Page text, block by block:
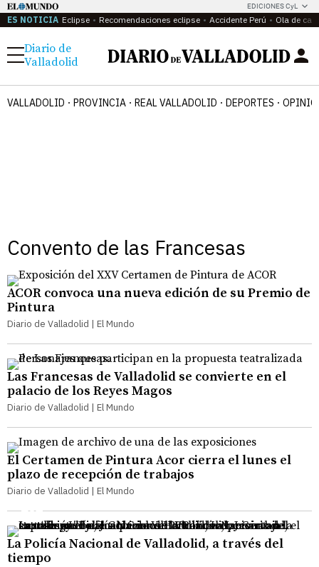
EDICIONES CyL
ES NOTICIA Eclipse Recomendaciones eclipse Accidente Perú Ola de
Menú
Diario de
Valladolid
VALLADOLID PROVINCIA REAL VALLADOLID DEPORTES
Convento de las Francesas
ACOR convoca una nueva edición de su Premio de
Pintura
Diario de Valladolid | El Mundo
Las Francesas de Valladolid se convierte en el
palacio de los Reyes Magos
Diario de Valladolid | El Mundo
El Certamen de Pintura Acor cierra el lunes el
plazo de recepción de trabajos
Diario de Valladolid | El Mundo
La Policía Nacional de Valladolid, a través del
tiempo